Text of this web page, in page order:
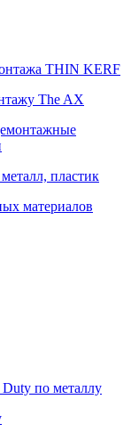
THIN KERF
The AX
пластик
материалов
по металлу